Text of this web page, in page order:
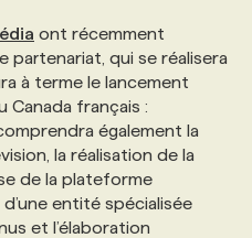
TÊTE
ont récemment
partenariat, qui se réalisera
à terme le lancement
Canada français :
également la
la réalisation de la
de la plateforme
entité spécialisée
et l’élaboration